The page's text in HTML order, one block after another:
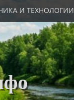
И ТЕХНОЛОГИИ